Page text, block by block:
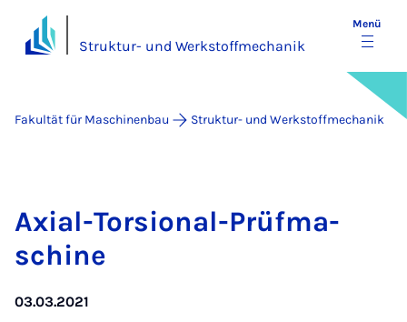
Struktur- und Werkstoffmechanik
Menü
Fakultät für Maschinenbau Struk­tur- und Werkstoffmech­anik
Axi­al-Tor­si­o­nal-Prüf­ma­
schi­ne
03.03.2021